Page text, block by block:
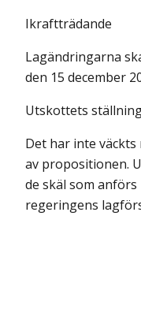
Ikraftträdande
Lagändringarna
den 15 december
Utskottets
Det har inte
av propositionen.
de skäl som
regeringens